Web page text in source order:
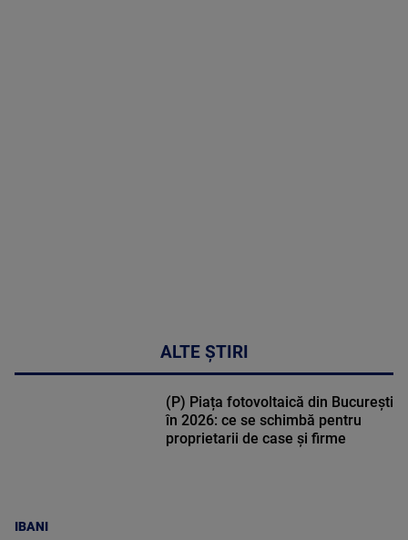
ALTE ȘTIRI
IBANI
(P) Piața fotovoltaică din București
în 2026: ce se schimbă pentru
proprietarii de case și firme